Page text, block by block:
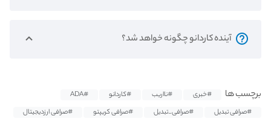
آینده کاردانو چگونه خواهد شد؟
برچسب ها #خبری #نااریب #کاردانو
#ADA
#صرافی تبدیل
#صرافی_تبدیل #صرافی کریپتو
#صرافی ارزدیجیتال